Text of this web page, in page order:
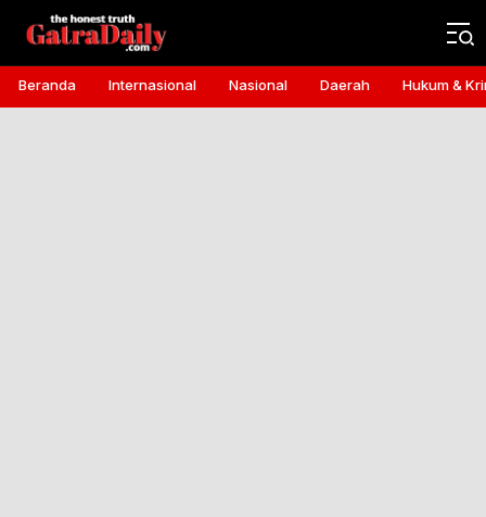
Gatra Daily
the honest truth
Beranda Internasional Nasional Daerah Hukum &